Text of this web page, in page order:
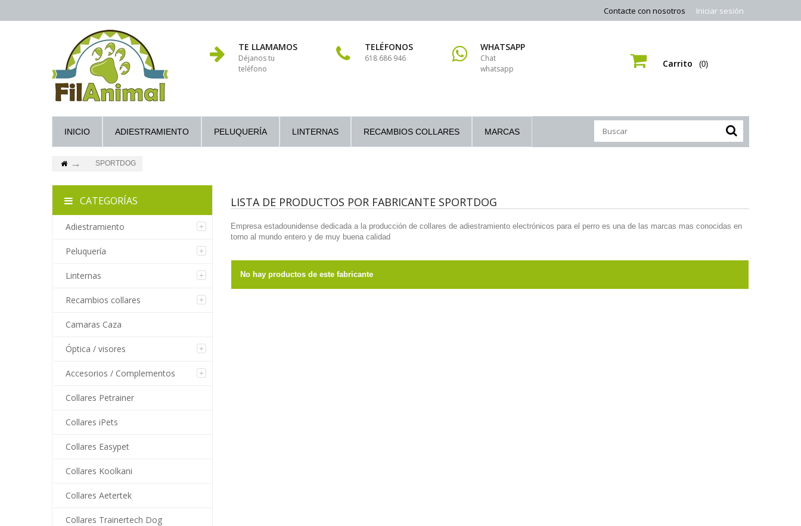
Iniciar sesión
Contacte con nosotros
TE LLAMAMOS
Déjanos tu
teléfono
TELÉFONOS
618 686 946
WHATSAPP
Chat
whatsapp
Carrito (0)
INICIO ADIESTRAMIENTO PELUQUERÍA LINTERNAS RECAMBIOS COLLARES MARCAS
SPORTDOG
CATEGORÍAS
Adiestramiento
Peluquería
Linternas
Recambios collares
Camaras Caza
Óptica / visores
Accesorios / Complementos
Collares Petrainer
Collares iPets
Collares Easypet
Collares Koolkani
Collares Aetertek
Collares Trainertech Dog
LISTA DE PRODUCTOS POR FABRICANTE SPORTDOG
Empresa estadounidense dedicada a la producción de collares de adiestramiento electrónicos para el perro es una de las marcas mas conocidas en
torno al mundo entero y de muy buena calidad
No hay productos de este fabricante